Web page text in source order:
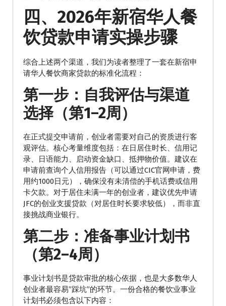
四、2026年新宿华人餐
饮贷款申请实操步骤
综合上述两个渠道，我们为读者整理了一套在新宿申
请华人餐饮商家贷款的标准化流程：
第一步：自我评估与渠道
选择（第1–2周）
在正式提交申请前，创业者需要对自己的资质进行客
观评估。核心考量维度包括：在日居住时长、信用记
录、日语能力、启动资金缺口、抵押物价值。建议在
申请前查询个人信用报告（可以通过CIC官网申请，费
用约1000日元），确保没有未清偿的手机话费或信用
卡欠款。对于居住未满一年的创业者，建议优先申请
JFC的创业支援贷款（对居住时长要求较低），而非直
接挑战商业银行。
第二步：准备事业计划书
（第2–4周）
事业计划书是贷款审批的核心依据，也是大多数华人
创业者最容易”踩坑”的环节。一份合格的餐饮业事业
计划书必须包含以下内容：